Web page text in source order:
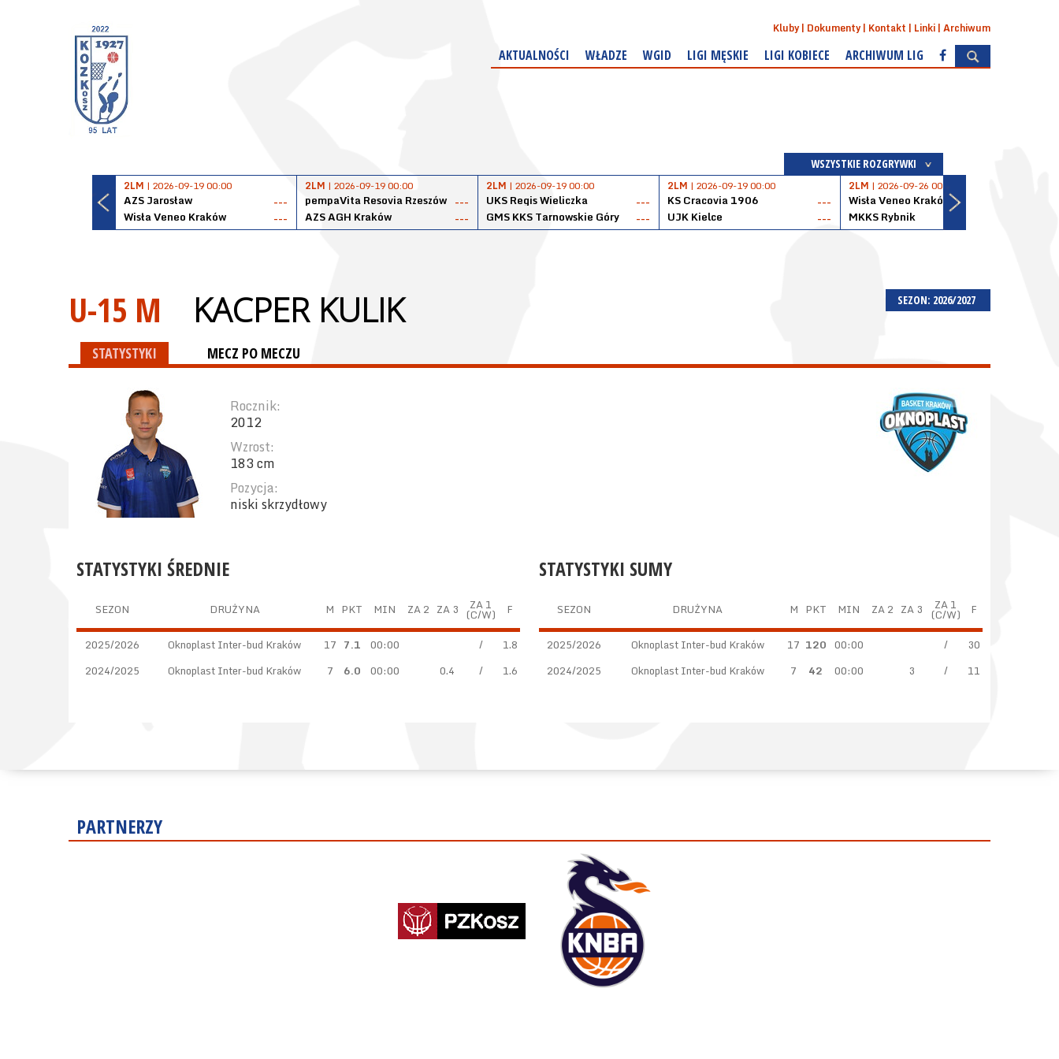
Kluby Dokumenty Kontakt Linki Archiwum
AKTUALNOŚCI WŁADZE WGID LIGI MĘSKIE LIGI KOBIECE ARCHIWUM LIG
WSZYSTKIE ROZGRYWKI
2LM | 2026-09-19 00:00
AZS Jarosław
---
Wisła Veneo Kraków
---
2LM | 2026-09-19 00:00
pempaVita Resovia Rzeszów ---
AZS AGH Kraków
---
2LM | 2026-09-19 00:00
UKS Regis Wieliczka
---
GMS KKS Tarnowskie Góry
---
2LM | 2026-09-19 00:00
KS Cracovia 1906
---
UJK Kielce
---
2LM | 2026-09-26 00:00
Wisła Veneo Kraków
MKKS Rybnik
SEZON: 2026/2027
U-15 M KACPER KULIK
STATYSTYKI MECZ PO MECZU
Rocznik:
2012
Wzrost:
183 cm
Pozycja:
niski skrzydłowy
STATYSTYKI SUMY
SEZON DRUŻYNA M PKT MIN ZA 2 ZA 3 ZA 1
(C/W) F
2025/2026 Oknoplast Inter-bud Kraków 17 120 00:00 /
30
2024/2025
Oknoplast Inter-bud Kraków 7 42 00:00 3 / 11
STATYSTYKI ŚREDNIE
SEZON DRUŻYNA M PKT MIN ZA 2 ZA 3 ZA 1
(C/W) F
2025/2026 Oknoplast Inter-bud Kraków 17 7.1 00:00 /
1.8
2024/2025
Oknoplast Inter-bud Kraków 7 6.0 00:00 0.4 / 1.6
PARTNERZY